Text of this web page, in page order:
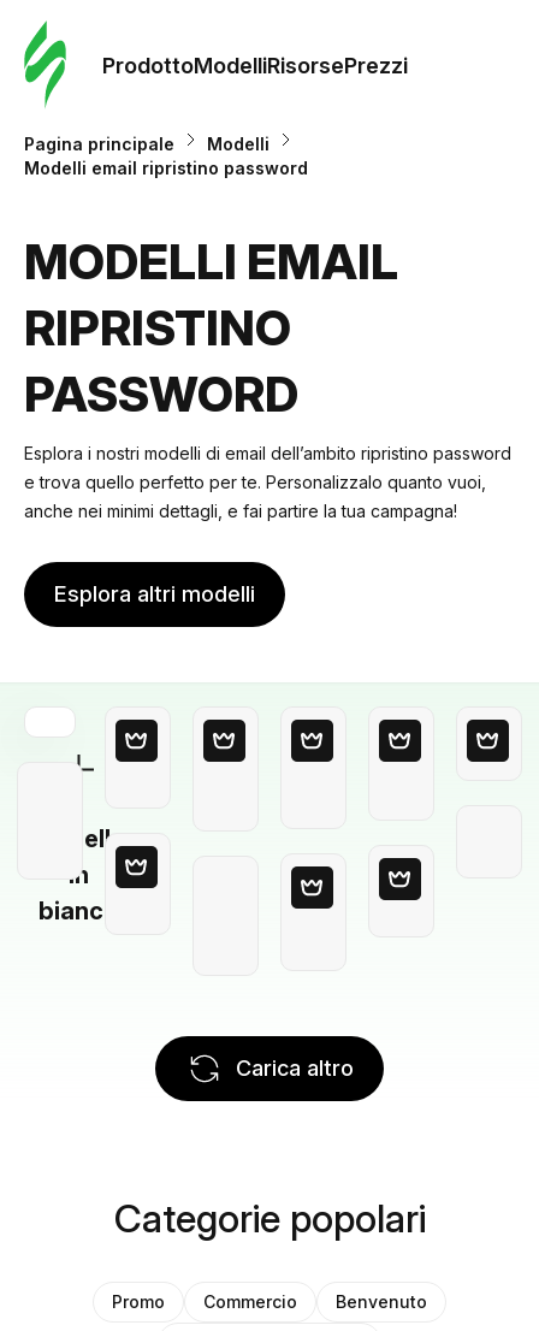
ProdottoModelliRisorsePrezzi
Pagina principale
Modelli
Modelli email ripristino password
MODELLI EMAIL
RIPRISTINO
PASSWORD
Esplora i nostri modelli di email dell’ambito ripristino password
e trova quello perfetto per te. Personalizzalo quanto vuoi,
anche nei minimi dettagli, e fai partire la tua campagna!
Esplora altri modelli
Modello
in
bianco
Carica altro
Categorie popolari
Promo Commercio
Benvenuto